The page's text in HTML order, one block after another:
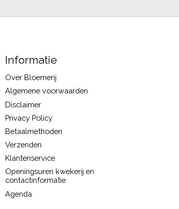
Informatie
Over Bloemerij
Algemene voorwaarden
Disclaimer
Privacy Policy
Betaalmethoden
Verzenden
Klantenservice
Openingsuren kwekerij en
contactinformatie
Agenda